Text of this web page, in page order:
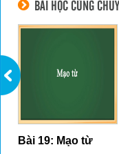
BÀI HỌC CÙNG
Bài 19: Mạo từ